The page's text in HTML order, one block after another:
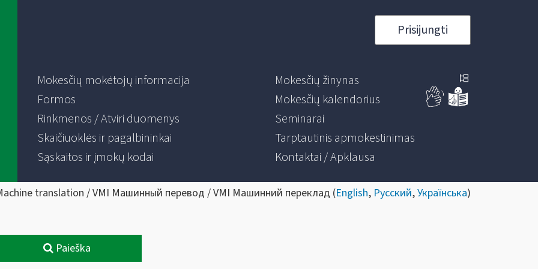
Prisijungti
Mokesčių mokėtojų informacija
Formos
Rinkmenos / Atviri duomenys
Skaičiuoklės ir pagalbininkai
Sąskaitos ir įmokų kodai
Mokesčių žinynas
Mokesčių kalendorius
Seminarai
Tarptautinis apmokestinimas
Kontaktai / Apklausa
translation / VMI Машинный перевод / VMI Машинний переклад (English, Русский,Українська)
Paieška